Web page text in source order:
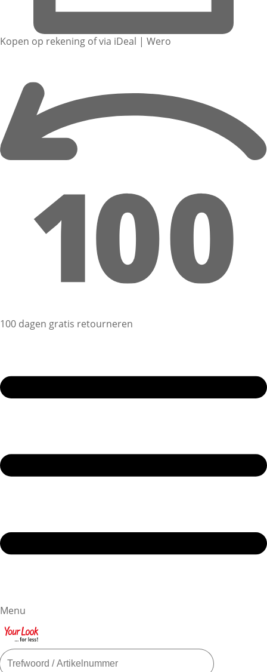
Kopen op rekening of via iDeal | Wero
100 dagen gratis retourneren
Menu